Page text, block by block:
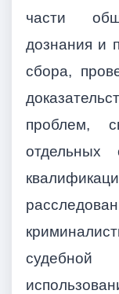
части
дознания и
сбора,
проблем,
отдельных
судебной